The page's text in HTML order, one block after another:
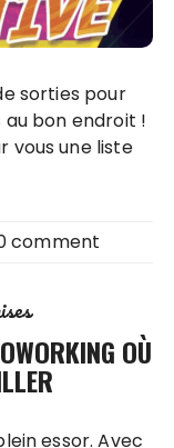
au bon endroit !
vous une liste
comment
OÙ